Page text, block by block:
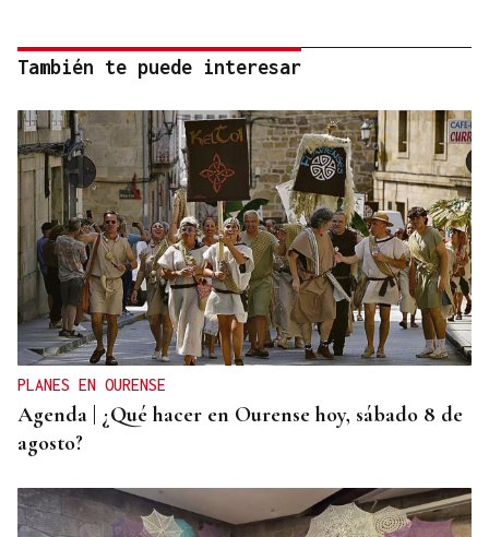
También te puede interesar
PLANES EN OURENSE
Agenda | ¿Qué hacer en Ourense hoy, sábado 8 de
agosto?